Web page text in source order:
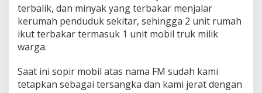
terbalik, dan minyak yang terbakar menjalar
kerumah penduduk sekitar, sehingga 2 unit rumah
ikut terbakar termasuk 1 unit mobil truk milik
warga.
Saat ini sopir mobil atas nama FM sudah kami
tetapkan sebagai tersangka dan kami jerat dengan